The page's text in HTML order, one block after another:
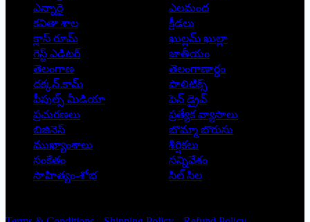
ఎన్నారై
ఎలమంద
కవితా శాల
క్రీడలు
క్లాస్ రూమ్
ఖుల్లమ్ ఖుల్లా
గెస్ట్ ఎడిటర్
జాతీయం
తెలంగాణ
తెలంగాణార్థం
దక్కన్.కామ్
పాలిటిక్స్
పీపుల్స్ ‌మీడియా
పెన్ డ్రైవ్
ప్రచురణలు
ప్రత్యేక వ్యాసాలు
బిజినెస్
బొమ్మా బొరుసు
ముఖ్యాంశాలు
శీర్షికలు
సంకేతం
సన్నివేశం
సాహిత్యం-శోభ
సిల్ సిల